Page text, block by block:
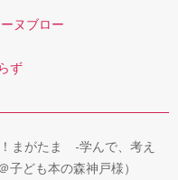
ヌブロー
ず
まがたま -学んで、考え
ども本の森神戸様）